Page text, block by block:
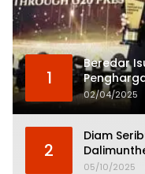
1
Beredar
02/04/2025
2
Diam
05/10/2025